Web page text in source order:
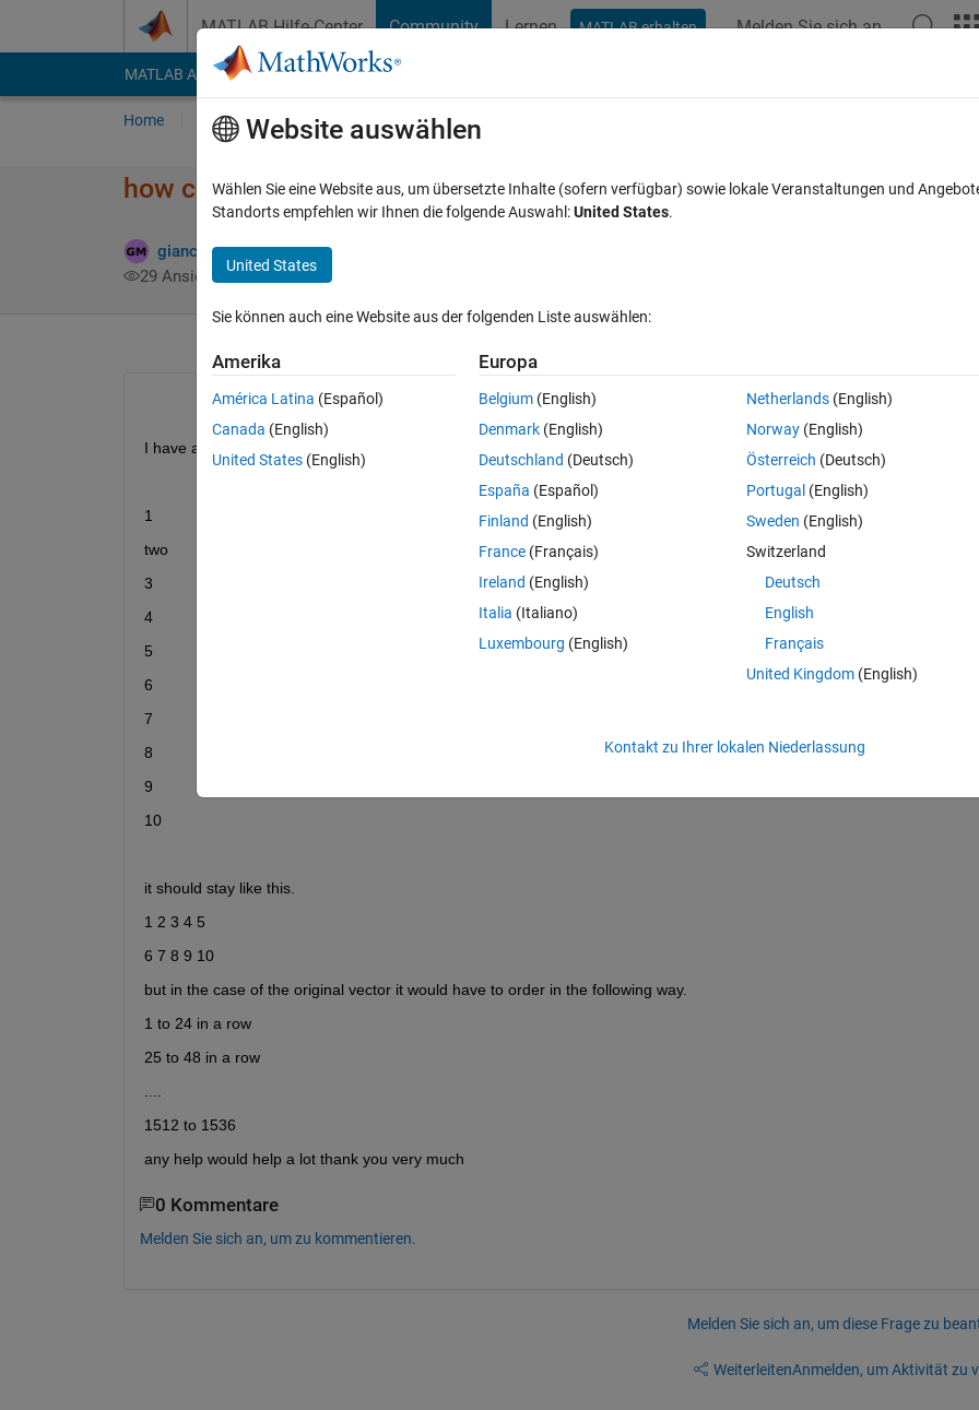
MATLAB Hilfe-Center Community Lernen MATLAB erhalten Melden Sie sich an
MATLAB Answers File Exchange Cody
Home Fragen Antworten Durchsuchen
how can i organize a column vector in a specific rows?
giancarlo maldonado cardenas
29 Ansichten (30 Tage)
0 Stimmen
I have a column vector of 1536 x 1, since I can order it in a row every 24 parts, I will make an example with a smaller
1
two
3
4
5
6
7
8
9
10
it should stay like this.
1 2 3 4 5
6 7 8 9 10
but in the case of the original vector it would have to order in the following way.
1 to 24 in a row
25 to 48 in a row
1512 to 1536
any help would help a lot thank you very much
0 Kommentare
Melden Sie sich an, um zu kommentieren.
Melden Sie sich an, um diese Frage zu
WeiterleitenAnmelden, um Aktivität zu
Website auswählen
Wählen Sie eine Website aus, um übersetzte Inhalte (sofern verfügbar) sowie lokale Veranstaltungen und
Standorts empfehlen wir Ihnen die folgende Auswahl:United States.
United States
Sie können auch eine Website aus der folgenden Liste auswählen:
Amerika
América Latina (Español)
Canada (English)
United States (English)
Europa
Belgium (English)
Denmark (English)
Deutschland (Deutsch)
España (Español)
Finland (English)
France (Français)
Ireland (English)
Italia (Italiano)
Luxembourg (English)
Netherlands(English)
Norway(English)
Österreich (Deutsch)
Portugal (English)
Sweden (English)
Switzerland
Deutsch
English
Français
United Kingdom(English)
Kontakt zu Ihrer lokalen Niederlassung